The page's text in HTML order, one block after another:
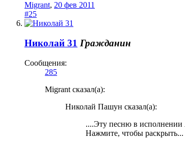
Migrant, 20 фев 2011
#25
Николай 31 Гражданин
Сообщения:
285
Migrant сказал(а):
Николай Пашун сказал(а):
....Эту песню в
Нажмите, чтобы раскрыть...